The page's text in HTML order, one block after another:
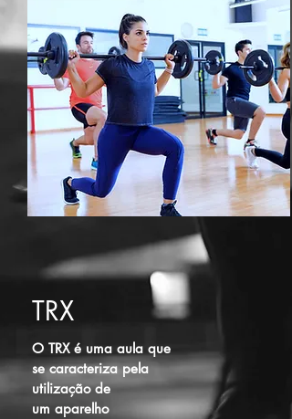
TRX
O TRX é uma aula que
se caracteriza pela
utilização de
um aparelho